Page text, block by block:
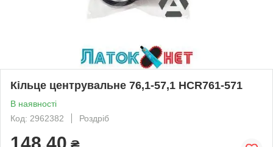
Кільце центрувальне 76,1-57,1 HCR761-571
В наявності
Код: 2962382
Роздріб
148,40